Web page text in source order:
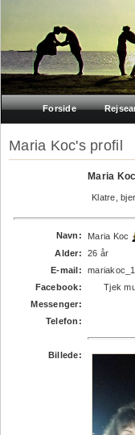
Forside
Maria Koc's profil
Maria Koc
Klatre,
Navn:
Maria Koc
Alder:
26 år
E-mail:
Facebook:
Tjek
Messenger:
Telefon:
Billede: